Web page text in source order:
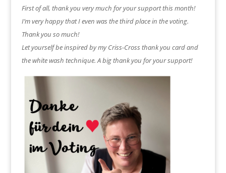
First of all, thank you very much for your support this month!
I’m very happy that I even was the third place in the voting.
Thank you so much!
Let yourself be inspired by my Criss-Cross thank you card and
the white wash technique. A big thank you for your support!